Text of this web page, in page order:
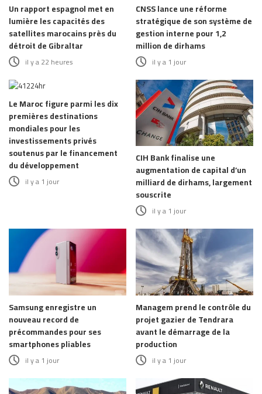
Un rapport espagnol met en
lumière les capacités des
satellites marocains près du
détroit de Gibraltar
il y a 22 heures
CNSS lance une réforme
stratégique de son système de
gestion interne pour 1,2
million de dirhams
il y a 1 jour
Le Maroc figure parmi les dix
premières destinations
mondiales pour les
investissements privés
soutenus par le financement
du développement
il y a 1 jour
CIH Bank finalise une
augmentation de capital d’un
milliard de dirhams, largement
souscrite
il y a 1 jour
Samsung enregistre un
nouveau record de
précommandes pour ses
smartphones pliables
il y a 1 jour
Managem prend le contrôle du
projet gazier de Tendrara
avant le démarrage de la
production
il y a 1 jour